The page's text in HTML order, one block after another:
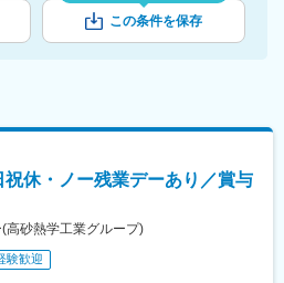
この条件を保存
休・ノー残業デーあり／賞与
高砂熱学工業グループ)
験歓迎